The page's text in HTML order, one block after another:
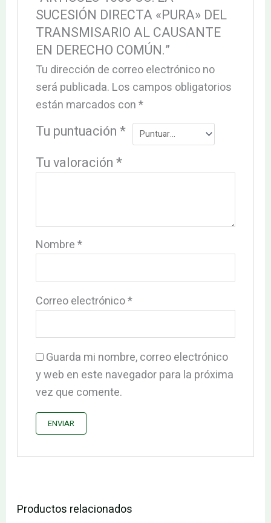
SUCESIÓN DIRECTA «PURA» DEL
TRANSMISARIO AL CAUSANTE
EN DERECHO COMÚN.”
Tu dirección de correo electrónico no
será publicada. Los campos obligatorios
están marcados con*
Tu puntuación*
Tu valoración*
Nombre*
Correo electrónico*
Guarda mi nombre, correo electrónico
y web en este navegador para la próxima
vez que comente.
Productos relacionados